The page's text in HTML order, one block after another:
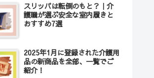
スリッパは転倒のもと？｜介
護職が選ぶ安全な室内履きと
おすすめ7選
2025年1月に登録された介護用
品の新商品を全部、一覧でご
紹介！